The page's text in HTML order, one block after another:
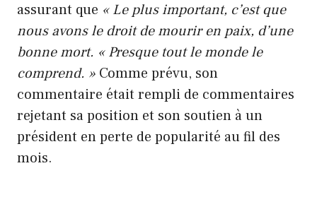
assurant que « Le plus important, c’est que
nous avons le droit de mourir en paix, d’une
bonne mort. « Presque tout le monde le
comprend. » Comme prévu, son
commentaire était rempli de commentaires
rejetant sa position et son soutien à un
président en perte de popularité au fil des
mois.